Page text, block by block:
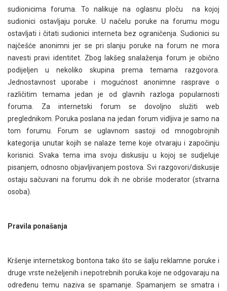
sudionicima foruma. To nalikuje na oglasnu ploču na kojoj
sudionici ostavljaju poruke. U načelu poruke na forumu mogu
ostavljati i čitati sudionici interneta bez ograničenja. Sudionici su
najčešće anonimni jer se pri slanju poruke na forum ne mora
navesti pravi identitet. Zbog lakšeg snalaženja forum je obično
podijeljen u nekoliko skupina prema temama razgovora.
Jednostavnost uporabe i mogućnost anonimne rasprave o
različitim temama jedan je od glavnih razloga popularnosti
foruma. Za internetski forum se dovoljno služiti web
preglednikom. Poruka poslana na jedan forum vidljiva je samo na
tom forumu. Forum se uglavnom sastoji od mnogobrojnih
kategorija unutar kojih se nalaze teme koje otvaraju i započinju
korisnici. Svaka tema ima svoju diskusiju u kojoj se sudjeluje
pisanjem, odnosno objavljivanjem postova. Svi razgovori/diskusije
ostaju sačuvani na forumu dok ih ne obriše moderator (stvarna
osoba).
Pravila ponašanja
Kršenje internetskog bontona tako što se šalju reklamne poruke i
druge vrste neželjenih i nepotrebnih poruka koje ne odgovaraju na
određenu temu naziva se spamanje. Spamanjem se smatra i